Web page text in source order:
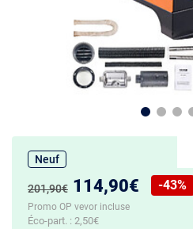
Neuf
Ancien prix :
201,90€ Nouveau prix :
114,90€
Réduction de :
-43%
Promo OP vevor incluse
Éco-part. : 2,50€